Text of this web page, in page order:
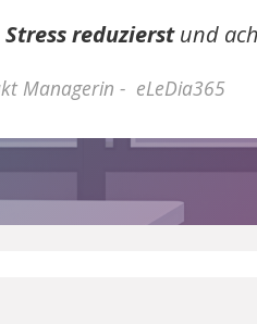
reduzierstund
Managerin - eLeDia365